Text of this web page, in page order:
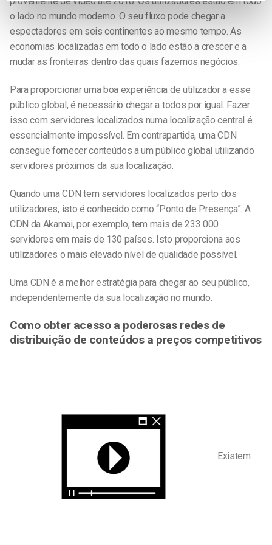
o lado no mundo moderno. O seu fluxo pode chegar a
espectadores em seis continentes ao mesmo tempo. As
economias localizadas em todo o lado estão a crescer e a
mudar as fronteiras dentro das quais fazemos negócios.
Para proporcionar uma boa experiência de utilizador a esse
público global, é necessário chegar a todos por igual. Fazer
isso com servidores localizados numa localização central é
essencialmente impossível. Em contrapartida, uma CDN
consegue fornecer conteúdos a um público global utilizando
servidores próximos da sua localização.
Quando uma CDN tem servidores localizados perto dos
utilizadores, isto é conhecido como “Ponto de Presença”. A
CDN da Akamai, por exemplo, tem mais de 233 000
servidores em mais de 130 países. Isto proporciona aos
utilizadores o mais elevado nível de qualidade possível.
Uma CDN é a melhor estratégia para chegar ao seu público,
independentemente da sua localização no mundo.
Como obter acesso a poderosas redes de
distribuição de conteúdos a preços competitivos
Existem